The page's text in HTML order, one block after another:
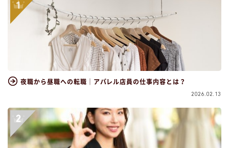
夜職から昼職への転職｜アパレル店員の仕事内容とは？
2026.02.13